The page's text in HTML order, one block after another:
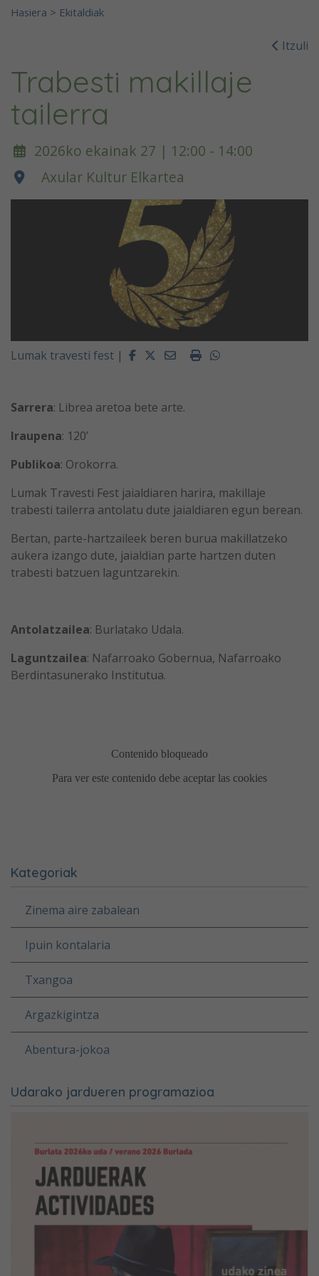
Hasiera > Ekitaldiak
Itzuli
Trabesti makillaje
tailerra
2026ko ekainak 27 | 12:00 - 14:00
Axular Kultur Elkartea
Lumak travesti fest | FacebookTwitterEmailImprimirWhatsapp
Sarrera: Librea aretoa bete arte.
Iraupena: 120’
Publikoa: Orokorra.
Lumak Travesti Fest jaialdiaren harira, makillaje
trabesti tailerra antolatu dute jaialdiaren egun berean.
Bertan, parte-hartzaileek beren burua makillatzeko
aukera izango dute, jaialdian parte hartzen duten
trabesti batzuen laguntzarekin.
Antolatzailea: Burlatako Udala.
Laguntzailea: Nafarroako Gobernua, Nafarroako
Berdintasunerako Institutua.
Kategoriak
Zinema aire zabalean
Ipuin kontalaria
Txangoa
Argazkigintza
Abentura-jokoa
Udarako jardueren programazioa